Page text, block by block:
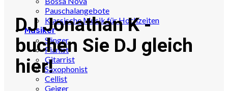
Pauschalangebote
Klassische Musik für Hochzeiten
Musiker
Sänger
Pianist
Gitarrist
Saxophonist
Cellist
Geiger
DJ Jonathan K -
buchen Sie DJ gleich
hier!